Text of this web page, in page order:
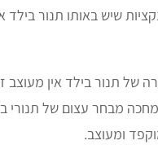
שיש באותו תנור
של תנור בילד אין מעוצב
מבחר עצום של תנורי
ומעוצב.